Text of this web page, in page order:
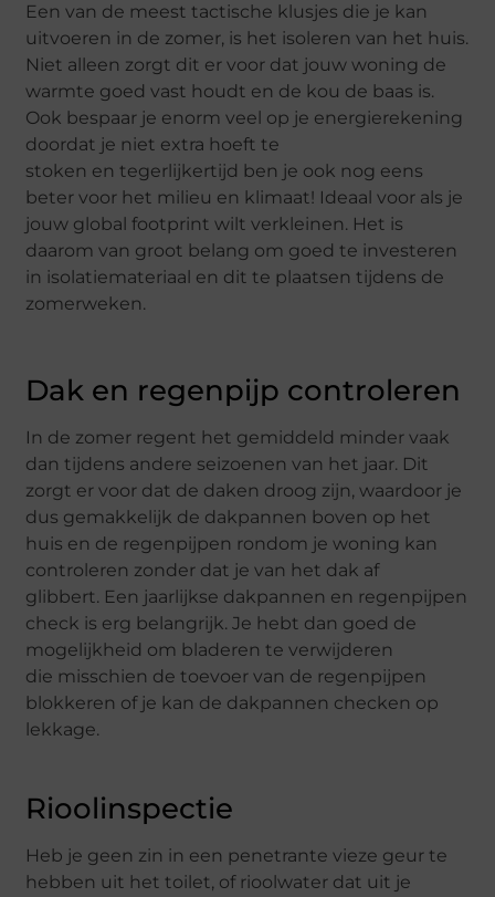
Een van de meest tactische klusjes die je kan
uitvoeren in de zomer, is het isoleren van het huis.
Niet alleen zorgt dit er voor dat jouw woning de
warmte goed vast houdt en de kou de baas is.
Oo k bespaar je enorm veel op je energierekening
doordat je niet extra hoeft te
stoken en tegerlijkertijd ben je ook nog eens
beter voor het milieu en klimaat! Ideaal voor als je
jouw global footprint wilt verkleinen. Het is
daarom van groot belang om goed te investeren
in isolatiemateriaal en dit te plaatsen tijdens de
zomerweken.
Dak en regenpijp controleren
In de zomer regent het gemiddeld minder vaak
dan tijdens andere seizoenen van het jaar. Dit
zorgt er voor dat de daken droog zijn, waardoor je
dus gemakkelijk de dakpannen boven op het
huis en de regenpijpen rondom je woning kan
controleren zonder dat je van het dak af
glibbert. Een jaarlijkse dakpannen en regenpijpen
check is erg belangrijk. Je hebt dan goed de
mogelijkheid om bladeren te verwijderen
die misschien de toevoer van de regenpijpen
blokkeren of je kan de dakpannen checken op
lekkage.
Rioolinspectie
Heb je geen zin in een penetrante vieze geur te
hebben uit het toilet, of rioolwater dat uit je